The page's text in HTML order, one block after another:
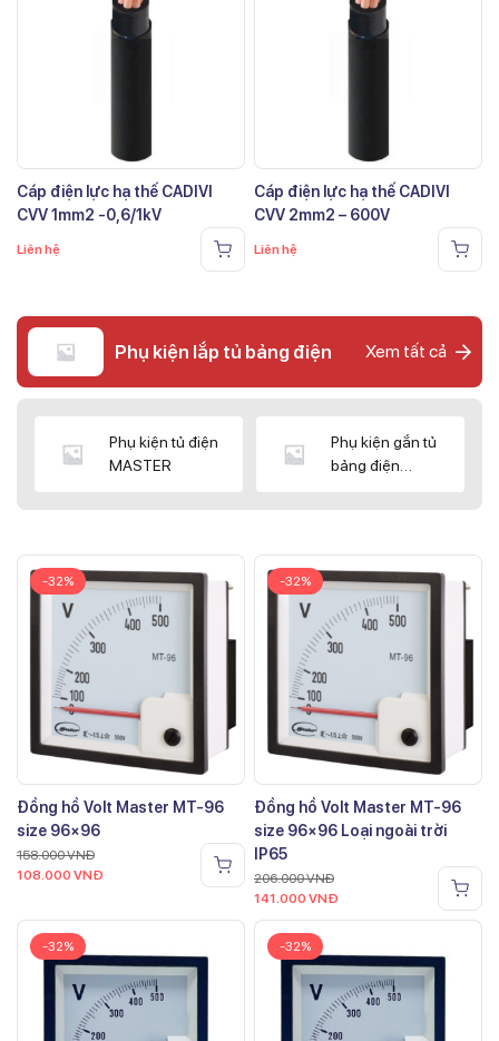
Cáp điện lực hạ thế CADIVI
CVV 1mm2 -0,6/1kV
Liên hệ
Cáp điện lực hạ thế CADIVI
CVV 2mm2 – 600V
Liên hệ
Phụ kiện lắp tủ bảng điện Xem tất cả
Phụ kiện tủ điện
MASTER
Phụ kiện gắn tủ
bảng điện
-32%
Đồng hồ Volt Master MT-96
size 96×96
158.000VNĐ
108.000 VNĐ
-32%
Đồng hồ Volt Master MT-96
size 96×96 Loại ngoài trời
IP65
206.000VNĐ
141.000 VNĐ
-32% -32%